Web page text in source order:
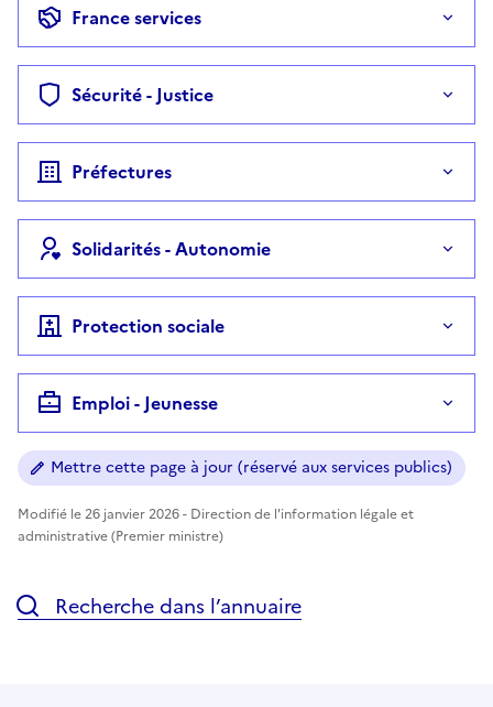
France services
Sécurité - Justice
Préfectures
Solidarités - Autonomie
Protection sociale
Emploi - Jeunesse
Mettre cette page à jour (réservé aux services publics)
Modifié le 26 janvier 2026 - Direction de l'information légale et
administrative (Premier ministre)
Recherche dans l’annuaire